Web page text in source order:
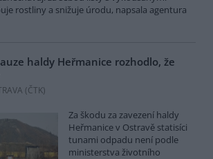
rostliny a snižuje úrodu, napsala agentura
haldy Heřmanice rozhodlo, že
(ČTK)
Za škodu za zavezení haldy
Heřmanice v Ostravě statisíci
tunami odpadu není podle
ministerstva životního